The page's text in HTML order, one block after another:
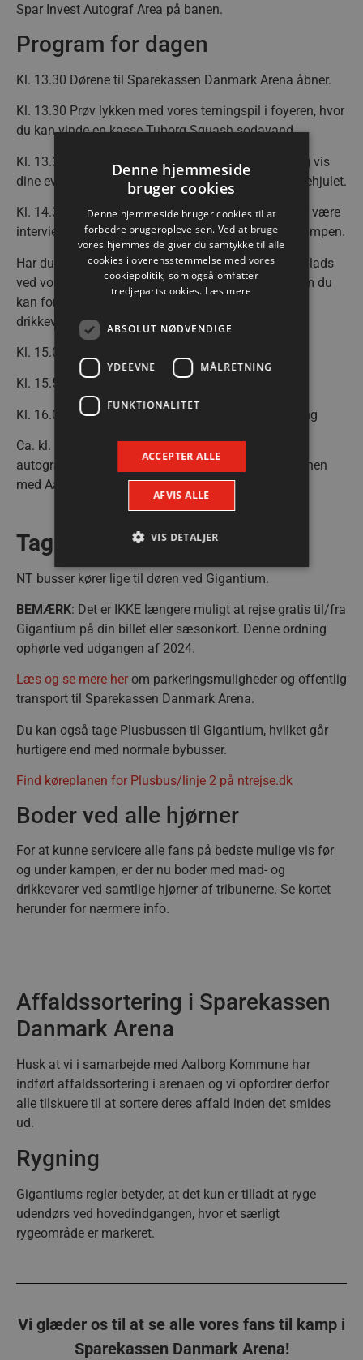
Spar Invest Autograf Area på banen.
Program for dagen
Kl. 13.30 Dørene til Sparekassen Danmark Arena åbner.
Kl. 13.30 Prøv lykken med vores terningspil i foyeren, hvor
du kan vinde en kasse Tuborg Squash sodavand.
Kl. 13.30 Besøg REMA1000 i fanzonen i arenaen og vis
dine evner med en bold. Prøv også REMA1000-lykkehjulet.
Kl. 14.30 Carlsberg Caféen åbner. Fra scenen vil der være
interviews med spillere og trænere som optakt til kampen.
Har du ikke billet til Carlsberg Caféen, kan du tage plads
ved vores opstillede caféborde og lytte med, ligesom du
kan forsyne dig i boderne, hvor der også er kolde
drikkevarer, popcorn og snacks.
Kl. 15.00 Spillerne varmer op på banen.
Kl. 15.55 Spillerne løber på banen
Kl. 16.00 Kampstart Aalborg Håndbold – KIF Kolding
Ca. kl. 17.45 Umiddelbart efter kampen vil der være
autografskrivning i Sparinvest Autograf Area på banen
med Aalborg Håndbolds spillere.
Tag bussen til kampen!
NT busser kører lige til døren ved Gigantium.
BEMÆRK: Det er IKKE længere muligt at rejse gratis til/fra
Gigantium på din billet eller sæsonkort. Denne ordning
ophørte ved udgangen af 2024.
Læs og se mere her om parkeringsmuligheder og offentlig
transport til Sparekassen Danmark Arena.
Du kan også tage Plusbussen til Gigantium, hvilket går
hurtigere end med normale bybusser.
Find køreplanen for Plusbus/linje 2 på ntrejse.dk
Boder ved alle hjørner
For at kunne servicere alle fans på bedste mulige vis før
og under kampen, er der nu boder med mad- og
drikkevarer ved samtlige hjørner af tribunerne. Se kortet
herunder for nærmere info.
Affaldssortering i Sparekassen
Danmark Arena
Husk at vi i samarbejde med Aalborg Kommune har
indført affaldssortering i arenaen og vi opfordrer derfor
alle tilskuere til at sortere deres affald inden det smides
ud.
Rygning
Gigantiums regler betyder, at det kun er tilladt at ryge
udendørs ved hovedindgangen, hvor et særligt
rygeområde er markeret.
Vi glæder os til at se alle vores fans til kamp i
Sparekassen Danmark Arena!
Denne hjemmeside
bruger cookies
Denne hjemmeside bruger cookies til at
forbedre brugeroplevelsen. Ved at bruge
vores hjemmeside giver du samtykke til alle
cookies i overensstemmelse med vores
cookiepolitik, som også omfatter
tredjepartscookies. Læs mere
ABSOLUT NØDVENDIGE
YDEEVNE MÅLRETNING
FUNKTIONALITET
ACCEPTER ALLE
AFVIS ALLE
VIS DETALJER
Målretning
Funktionalitet
Absolut nødvendige cookies muliggør
såsom brugerlogin og kontoadministration.
Hjemmesiden kan ikke bruges korrekt uden de
absolut nødvendige cookies.
Navn Udbyder / Domæne
/dyna-.*/i
.aalborghaandbold.dk
.aalborghaandbold.dk
CookieScriptConsent
VISITOR_PRIVACY_METADATA